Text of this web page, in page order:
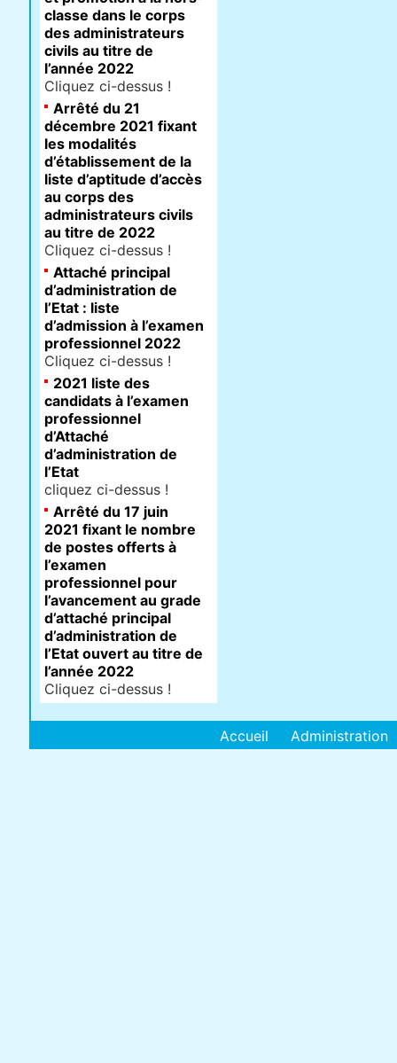
classe dans le corps
des administrateurs
civils au titre de
l’année 2022
Cliquez ci-dessus !
Arrêté du 21
décembre 2021 fixant
les modalités
d’établissement de la
liste d’aptitude d’accès
au corps des
administrateurs civils
au titre de 2022
Cliquez ci-dessus !
Attaché principal
d’administration de
l’Etat : liste
d’admission à l’examen
professionnel 2022
Cliquez ci-dessus !
2021 liste des
candidats à l’examen
professionnel
d’Attaché
d’administration de
l’Etat
cliquez ci-dessus !
Arrêté du 17 juin
2021 fixant le nombre
de postes offerts à
l’examen
professionnel pour
l’avancement au grade
d’attaché principal
d’administration de
l’Etat ouvert au titre de
l’année 2022
Cliquez ci-dessus !
Accueil Administration